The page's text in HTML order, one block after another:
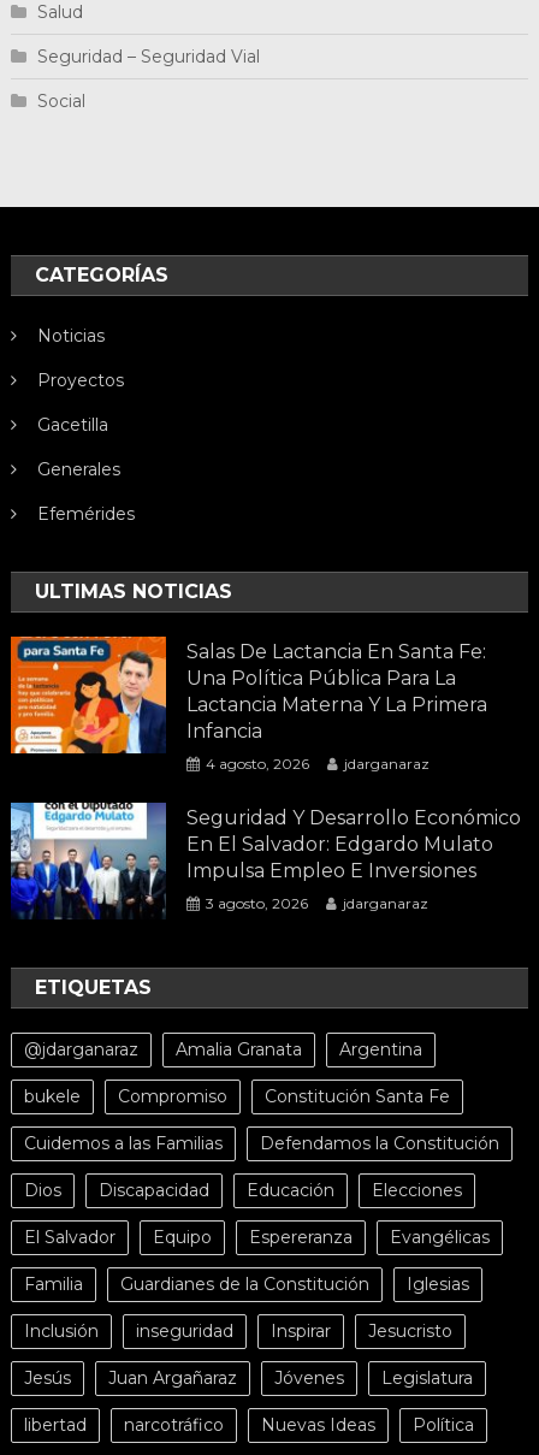
Salud
Seguridad – Seguridad Vial
Social
CATEGORÍAS
Noticias
Proyectos
Gacetilla
Generales
Efemérides
ULTIMAS NOTICIAS
Salas De Lactancia En Santa Fe:
Una Política Pública Para La
Lactancia Materna Y La Primera
Infancia
4 agosto, 2026 jdarganaraz
Seguridad Y Desarrollo Económico
En El Salvador: Edgardo Mulato
Impulsa Empleo E Inversiones
3 agosto, 2026 jdarganaraz
ETIQUETAS
@jdarganaraz Amalia Granata Argentina
bukele Compromiso Constitución Santa Fe
Cuidemos a las Familias Defendamos la Constitución
Dios Discapacidad Educación Elecciones
El Salvador Equipo Espereranza Evangélicas
Familia Guardianes de la Constitución Iglesias
Inclusión inseguridad Inspirar Jesucristo
Jesús Juan Argañaraz Jóvenes Legislatura
libertad narcotráfico Nuevas Ideas Política